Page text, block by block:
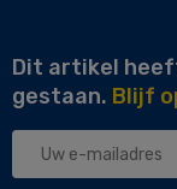
Dit artikel
gestaan. Blijf
Uw